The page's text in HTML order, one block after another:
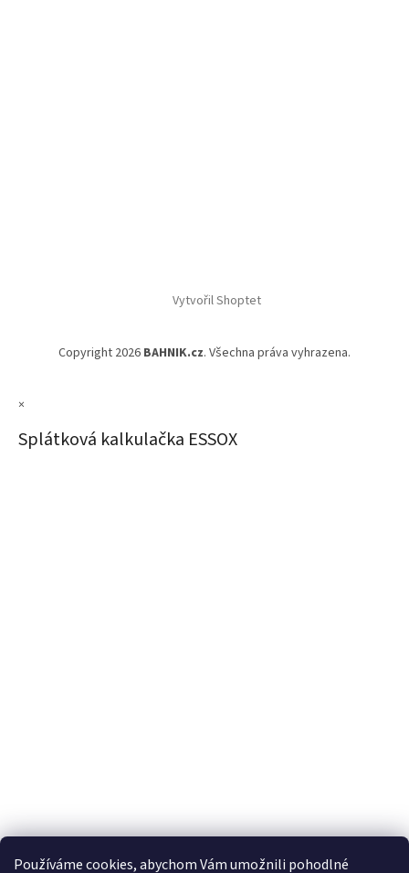
Používáme cookies, abychom Vám umožnili pohodlné
Vytvořil Shoptet
Copyright 2026 BAHNIK.cz. Všechna práva vyhrazena.
×
Splátková kalkulačka ESSOX